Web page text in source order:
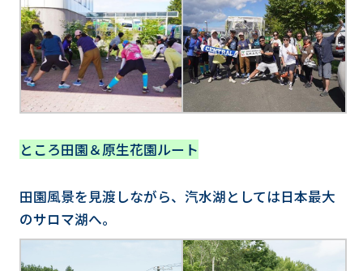
ところ田園＆原生花園ルート
田園風景を見渡しながら、汽水湖としては日本最大
のサロマ湖へ。